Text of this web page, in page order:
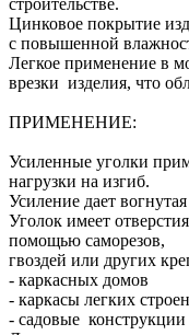
Цинковое покрытие
с повышенной
Легкое применение в
врезки изделия, что
ПРИМЕНЕНИЕ:
Усиленные уголки
нагрузки на изгиб.
Усиление дает
Уголок имеет
помощью саморезов,
гвоздей или других
- каркасных домов
- каркасы легких
- садовые конструкции